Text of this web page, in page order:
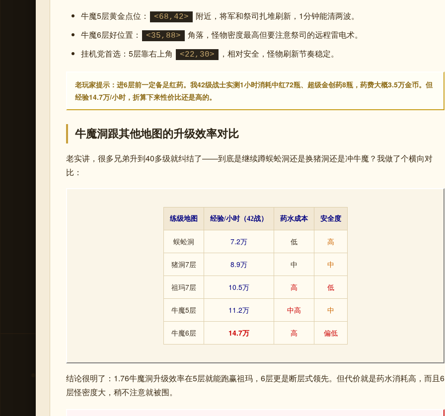
牛魔5层黄金点位：
<68,42>
附近，将军和祭司扎堆刷新，1分钟能清两波。
牛魔6层好位置：
<35,88>
角落，怪物密度最高但要注意祭司的远程雷电术。
挂机党首选：5层靠右上角
<22,30> ，相对安全，怪物刷新节奏稳定。
老玩家提示：进6层前一定备足红药。我42级战士实测1小时消耗中红72瓶、超级金创药8瓶，药费大概3.5万金币。但
经验14.7万/小时，折算下来性价比还是高的。
牛魔洞跟其他地图的升级效率对比
老实讲，很多兄弟升到40多级就纠结了——到底是继续蹲蜈蚣洞还是换猪洞还是冲牛魔？我做了个横向对
比：
练级地图 经验/小时（42战） 药水成本 安全度
蜈蚣洞 7.2万 低 高
猪洞7层 8.9万 中 中
祖玛7层 10.5万 高 低
牛魔5层 11.2万 中高 中
牛魔6层 14.7万 高 偏低
结论很明了：1.76牛魔洞升级效率在5层就能跑赢祖玛，6层更是断层式领先。但代价就是药水消耗高，而且6
层怪密度大，稍不注意就被围。